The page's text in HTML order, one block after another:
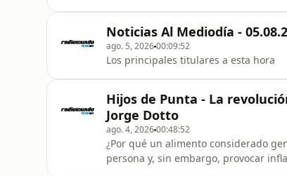
Artes Escénica
Noticias Al Mediodía -
ago. 5, 202600:09:52
Los principales titulares a esta hora
Hijos de Punta - La
Jorge Dotto
ago. 4, 202600:48:52
¿Por qué un alimento considerado
persona y, sin embargo, provocar